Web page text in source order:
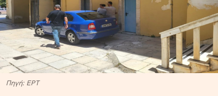
Πηγή: ΕΡΤ